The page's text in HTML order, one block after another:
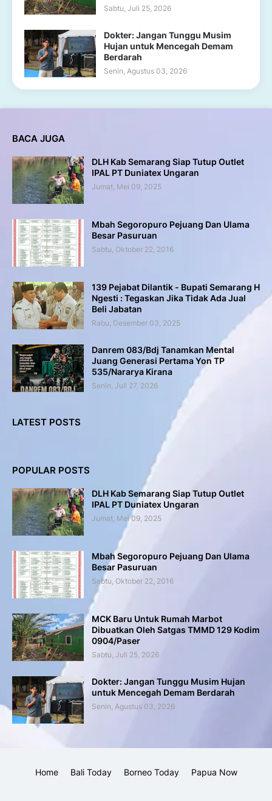
Sabtu, Juli 25, 2026
Dokter: Jangan Tunggu Musim
Hujan untuk Mencegah Demam
Berdarah
Senin, Agustus 03, 2026
BACA JUGA
DLH Kab Semarang Siap Tutup Outlet
IPAL PT Duniatex Ungaran
Jumat, Mei 09, 2025
Mbah Segoropuro Pejuang Dan Ulama
Besar Pasuruan
Sabtu, Oktober 22, 2016
139 Pejabat Dilantik - Bupati Semarang H
Ngesti : Tegaskan Jika Tidak Ada Jual
Beli Jabatan
Rabu, Desember 03, 2025
Danrem 083/Bdj Tanamkan Mental
Juang Generasi Pertama Yon TP
535/Nararya Kirana
Senin, Juli 27, 2026
LATEST POSTS
POPULAR POSTS
DLH Kab Semarang Siap Tutup Outlet
IPAL PT Duniatex Ungaran
Jumat, Mei 09, 2025
Mbah Segoropuro Pejuang Dan Ulama
Besar Pasuruan
Sabtu, Oktober 22, 2016
MCK Baru Untuk Rumah Marbot
Dibuatkan Oleh Satgas TMMD 129 Kodim
0904/Paser
Sabtu, Juli 25, 2026
Dokter: Jangan Tunggu Musim Hujan
untuk Mencegah Demam Berdarah
Senin, Agustus 03, 2026
Home Bali Today Borneo Today Papua Now